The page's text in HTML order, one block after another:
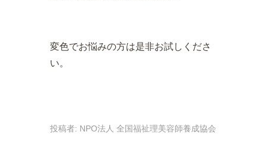
変色でお悩みの方は是非お試しくださ
い。
投稿者: NPO法人 全国福祉理美容師養成協会